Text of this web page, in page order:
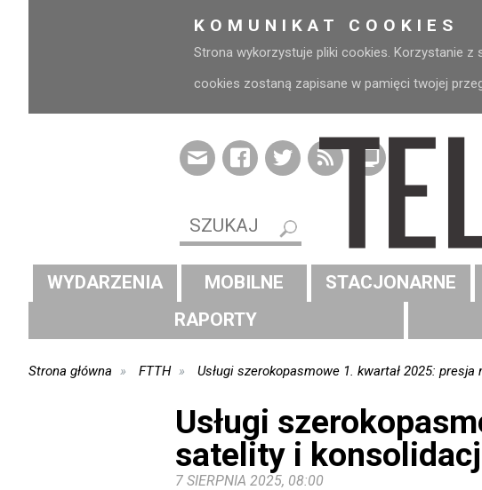
KOMUNIKAT COOKIES
Strona wykorzystuje pliki cookies. Korzystanie z
cookies zostaną zapisane w pamięci twojej
WYDARZENIA MOBILNE STACJONARNE
RAPORTY
Strona główna FTTH Usługi szerokopasmowe 1. kwartał 2025:
Usługi
satelity i
7 SIERPNIA 2025, 08:00